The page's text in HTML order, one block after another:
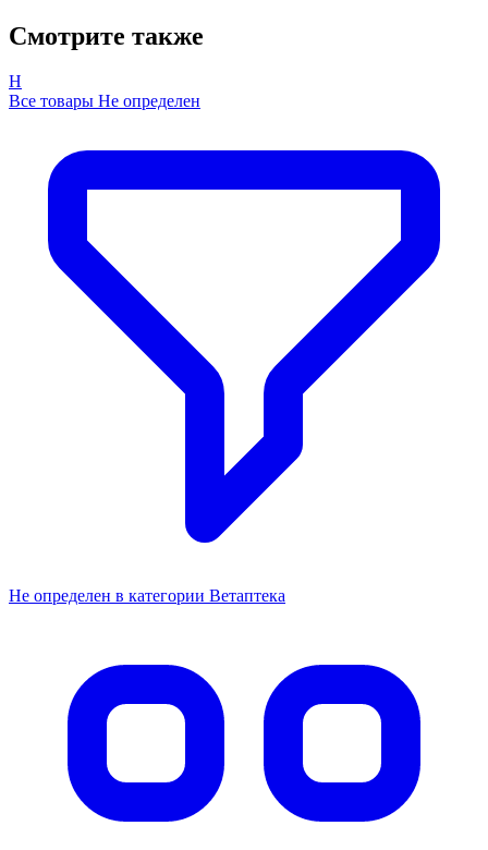
Смотрите также
Н
Все товары Не определен
Не определен в категории Ветаптека